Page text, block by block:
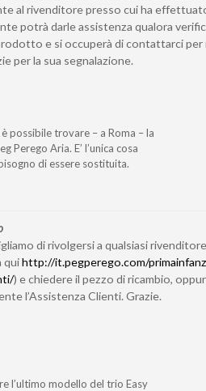
al rivenditore presso cui ha
potrà darle assistenza qualora
e si occuperà di contattarci per
per la sua segnalazione.
possibile trovare – a Roma – la
Perego Aria. E’ l’unica cosa
di essere sostituita.
di rivolgersi a qualsiasi
quihttp://it.pegperego.com/
) e chiedere il pezzo di ricambio,
l’Assistenza Clienti. Grazie.
l’ultimo modello del trio Easy